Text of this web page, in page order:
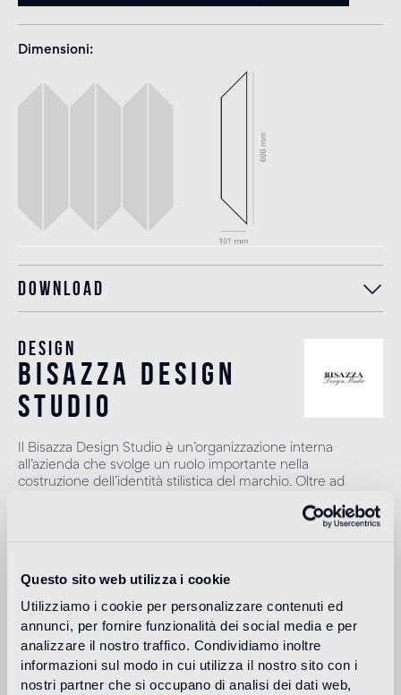
Questo sito web utilizza i cookie
Utilizziamo i cookie per personalizzare contenuti ed
annunci, per fornire funzionalità dei social media e per
analizzare il nostro traffico. Condividiamo inoltre
informazioni sul modo in cui utilizza il nostro sito con i
nostri partner che si occupano di analisi dei dati web,
Dimensioni
Download
Design
bisazza design
studio
Il Bisazza Design Studio è un’organizzazione interna
all’azienda che svolge un ruolo importante nella
costruzione dell’identità stilistica del marchio. Oltre ad
contribuisce ad ampliare l'offerta con proposte decorative
Destinazione d'uso
Pavimento interno